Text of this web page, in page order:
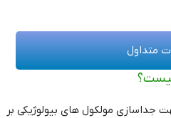
متداول
مولکول های بیولوژیکی بر